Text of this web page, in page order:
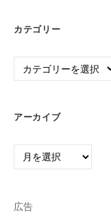
カテゴリー
カ
ー
アーカイブ
ア
ブ
広告